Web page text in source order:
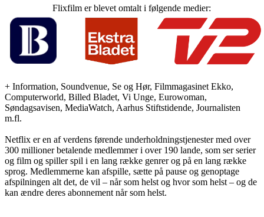
Flixfilm er blevet omtalt i følgende medier:
+ Information, Soundvenue, Se og Hør, Filmmagasinet Ekko,
Computerworld, Billed Bladet, Vi Unge, Eurowoman,
Søndagsavisen, MediaWatch, Aarhus Stiftstidende, Journalisten
m.fl.
Netflix er en af verdens førende underholdningstjenester med over
300 millioner betalende medlemmer i over 190 lande, som ser serier
og film og spiller spil i en lang række genrer og på en lang række
sprog. Medlemmerne kan afspille, sætte på pause og genoptage
afspilningen alt det, de vil – når som helst og hvor som helst – og de
kan ændre deres abonnement når som helst.